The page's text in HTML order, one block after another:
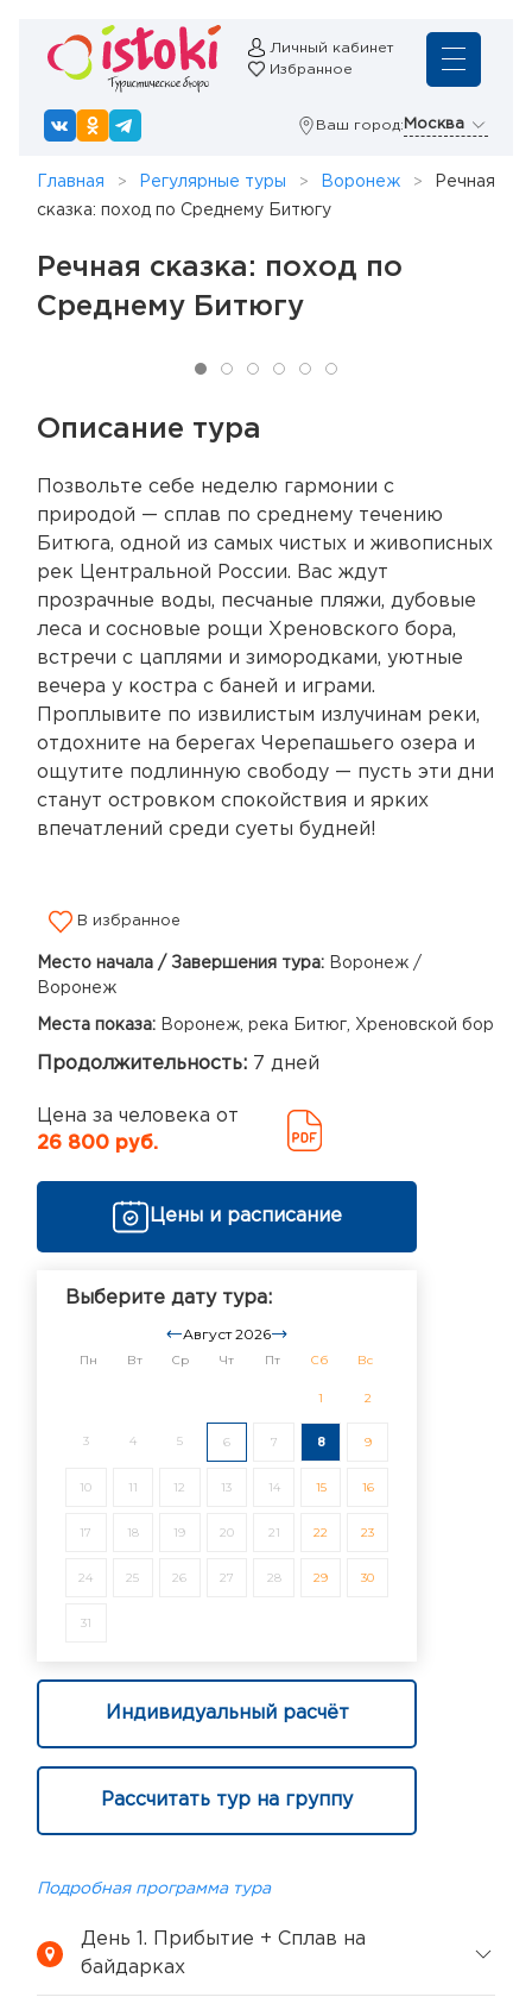
Личный кабинет
Избранное
Ваш город: Москва
Главная Регулярные туры Воронеж
Речная
сказка: поход по Среднему Битюгу
Речная сказка: поход по
Среднему Битюгу
Описание тура
Позвольте себе неделю гармонии с
природой — сплав по среднему течению
Битюга, одной из самых чистых и живописных
рек Центральной России. Вас ждут
прозрачные воды, песчаные пляжи, дубовые
леса и сосновые рощи Хреновского бора,
встречи с цаплями и зимородками, уютные
вечера у костра с баней и играми.
Проплывите по извилистым излучинам реки,
отдохните на берегах Черепашьего озера и
ощутите подлинную свободу — пусть эти дни
станут островком спокойствия и ярких
впечатлений среди суеты будней!
В избранное
Место начала / Завершения тура: Воронеж /
Воронеж
Места показа: Воронеж, река Битюг, Хреновской бор
Продолжительность: 7 дней
Цена за человека от
26 800 руб.
Цены и расписание
Выберите дату тура:
Август 2026
Пн Вт Ср Чт Пт Сб Вс
1 2
3 4 5 6 7 8 9
10 11 12 13 14 15 16
17 18 19 20 21 22 23
24 25 26 27 28 29 30
31
Индивидуальный расчёт
Рассчитать тур на группу
Подробная программа тура
День 1. Прибытие + Сплав на
байдарках